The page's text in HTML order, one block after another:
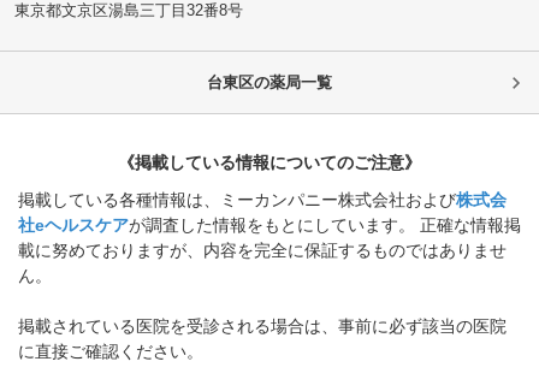
東京都文京区湯島三丁目32番8号
台東区の薬局一覧
《掲載している情報についてのご注意》
掲載している各種情報は、ミーカンパニー株式会社および株式会
社eヘルスケアが調査した情報をもとにしています。 正確な情報掲
載に努めておりますが、内容を完全に保証するものではありませ
ん。
掲載されている医院を受診される場合は、事前に必ず該当の医院
に直接ご確認ください。